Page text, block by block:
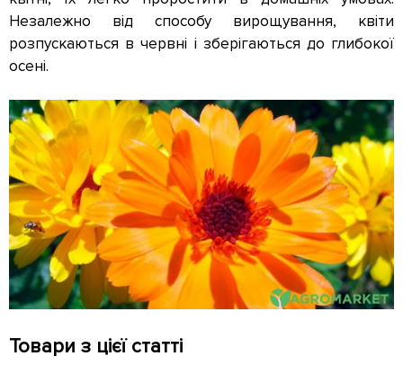
Незалежно від способу вирощування, квіти
розпускаються в червні і зберігаються до глибокої
осені.
Товари з цієї статті